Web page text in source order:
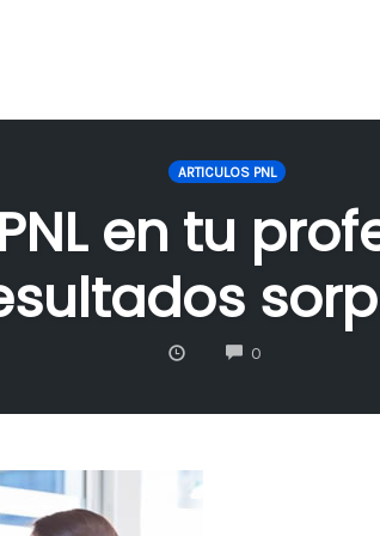
ARTICULOS PNL
en tu
0COMMENTS